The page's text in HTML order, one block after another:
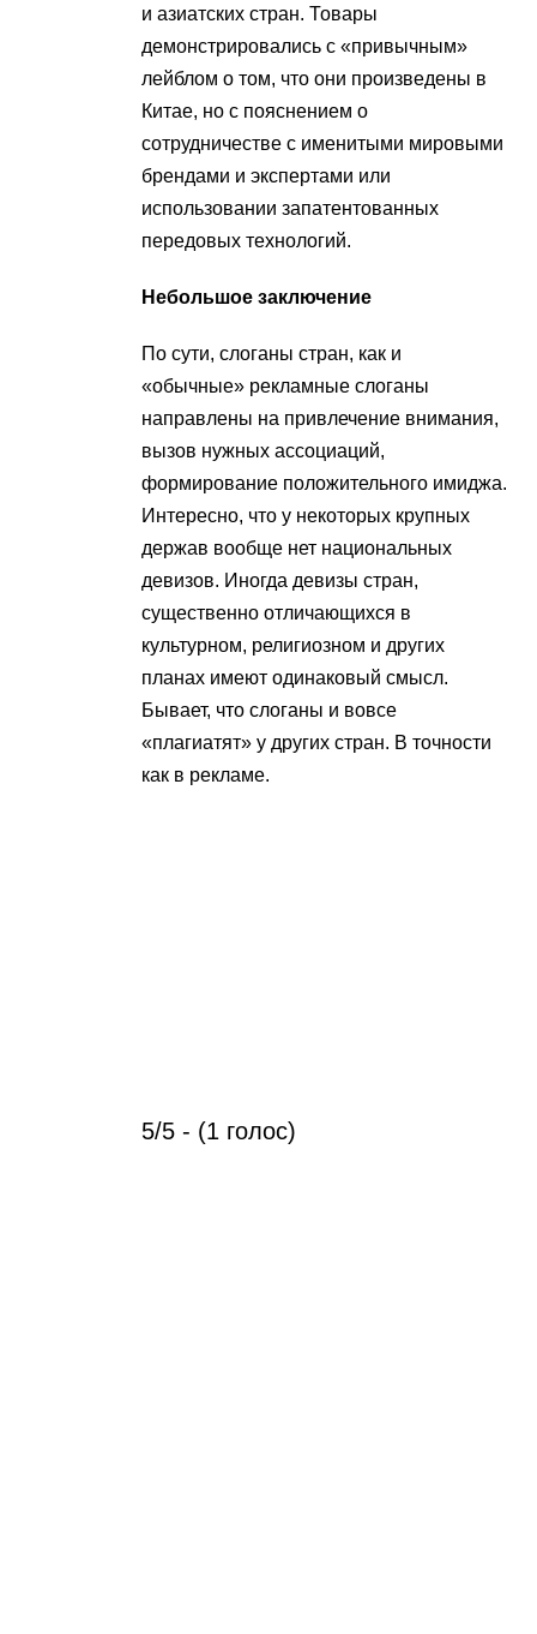
и азиатских стран. Товары
демонстрировались с «привычным»
лейблом о том, что они произведены в
Китае, но с пояснением о
сотрудничестве с именитыми мировыми
брендами и экспертами или
использовании запатентованных
передовых технологий.
Небольшое заключение
По сути, слоганы стран, как и
«обычные» рекламные слоганы
направлены на привлечение внимания,
вызов нужных ассоциаций,
формирование положительного имиджа.
Интересно, что у некоторых крупных
держав вообще нет национальных
девизов. Иногда девизы стран,
существенно отличающихся в
культурном, религиозном и других
планах имеют одинаковый смысл.
Бывает, что слоганы и вовсе
«плагиатят» у других стран. В точности
как в рекламе.
5/5 - (1 голос)